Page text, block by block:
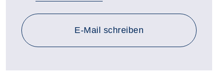
E-Mail schreiben